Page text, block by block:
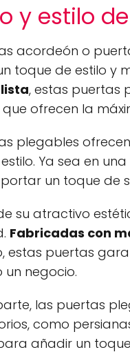
y estilo
acordeón o
toque de estilo y
, estas puertas
ofrecen la
plegables
Ya sea en
un toque de
su atractivo
Fabricadas con
estas puertas
un negocio.
las puertas
como
añadir un